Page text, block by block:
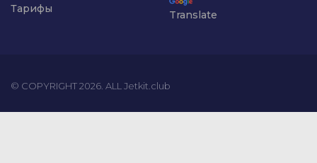
Тарифы
Translate
© COPYRIGHT 2026. ALL Jetkit.club